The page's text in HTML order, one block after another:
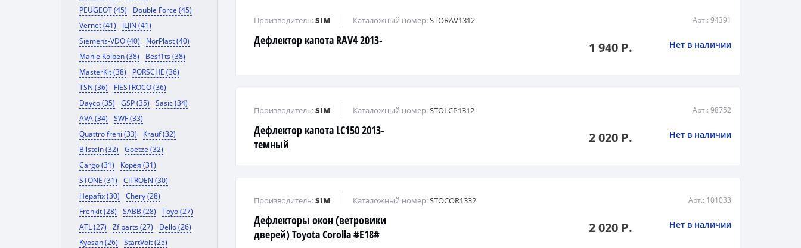
PEUGEOT (45)
Double Force (45)
Vernet (41)
ILJIN (41)
Siemens-VDO (40)
NorPlast (40)
Mahle Kolben (38)
Besf1ts (38)
MasterKit (38)
PORSCHE (36)
TSN (36)
FIESTROCO (36)
Dayco (35)
GSP (35)
Sasic (34)
AVA (34)
SWF (33)
Quattro freni (33)
Krauf (32)
Bilstein (32)
Goetze (32)
Cargo (31)
Корея (31)
STONE (31)
CITROEN (30)
Hepafix (30)
Chery (28)
Frenkit (28)
SABB (28)
Toyo (27)
ATL (27)
Zf parts (27)
Dello (26)
Kyosan (26)
StartVolt (25)
Дефлектор капота RAV4 2013-
Производитель:SIM Каталожный номер:STORAV1312 Арт.: 94391
1 940 Р. Нет в наличии
Дефлектор капота LC150 2013-
темный
Производитель:SIM Каталожный номер:STOLCP1312 Арт.: 98752
2 020 Р. Нет в наличии
Дефлекторы окон (ветровики
дверей) Toyota Corolla #E18#
Производитель:SIM Каталожный номер:STOCOR1332 Арт.: 101033
2 020 Р. Нет в наличии